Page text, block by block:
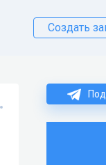
Создать